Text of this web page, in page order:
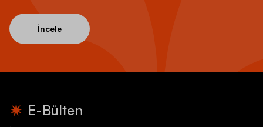
İncele
E-Bülten